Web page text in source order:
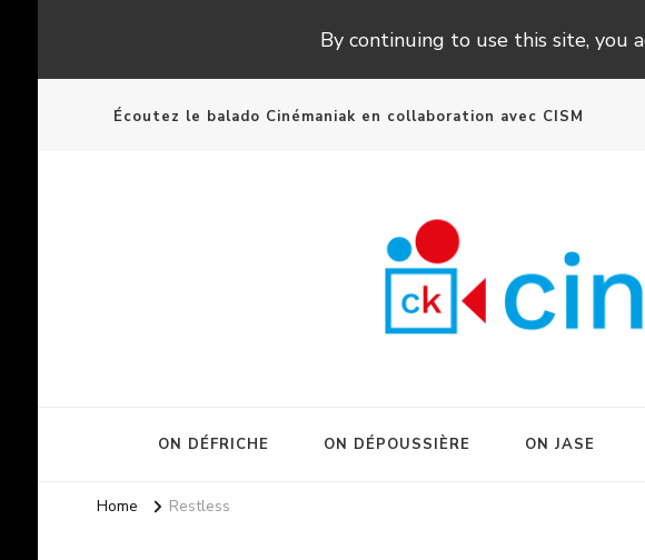
By continuing to use this site, you
Écoutez le balado Cinémaniak en collaboration avec CISM
ON DÉFRICHE ON DÉPOUSSIÈRE ON JASE
Home Restless